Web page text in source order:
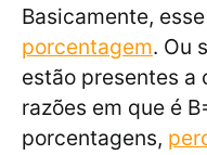
Basicamente,
porcentagem. Ou
estão presentes a
razões em que é
porcentagens,